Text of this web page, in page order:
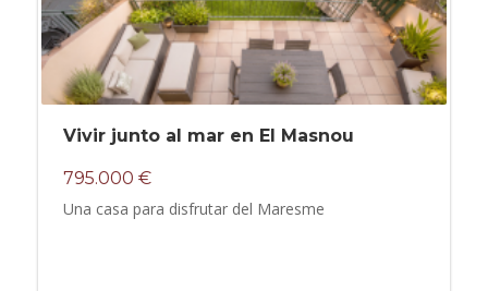
Vivir junto al mar en El Masnou
795.000 €
Una casa para disfrutar del Maresme